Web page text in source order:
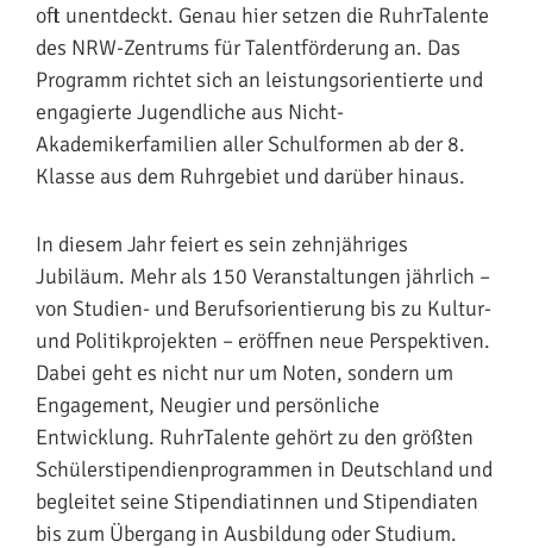
oft unentdeckt. Genau hier setzen die RuhrTalente
des NRW-Zentrums für Talentförderung an. Das
Programm richtet sich an leistungsorientierte und
engagierte Jugendliche aus Nicht-
Akademikerfamilien aller Schulformen ab der 8.
Klasse aus dem Ruhrgebiet und darüber hinaus.
In diesem Jahr feiert es sein zehnjähriges
Jubiläum. Mehr als 150 Veranstaltungen jährlich –
von Studien- und Berufsorientierung bis zu Kultur-
und Politikprojekten – eröffnen neue Perspektiven.
Dabei geht es nicht nur um Noten, sondern um
Engagement, Neugier und persönliche
Entwicklung. RuhrTalente gehört zu den größten
Schülerstipendienprogrammen in Deutschland und
begleitet seine Stipendiatinnen und Stipendiaten
bis zum Übergang in Ausbildung oder Studium.